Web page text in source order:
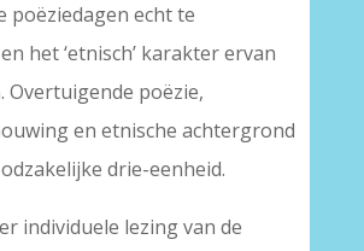
poëziedagen echt te
het ‘etnisch’ karakter ervan
Overtuigende poëzie,
en etnische achtergrond
drie-eenheid.
individuele lezing van de